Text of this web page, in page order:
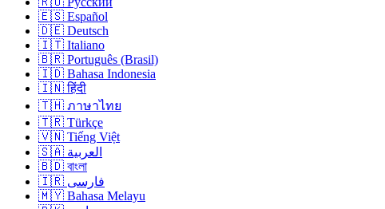
🇪🇸 Español
🇩🇪 Deutsch
🇮🇹 Italiano
🇧🇷 Português (Brasil)
🇮🇩 Bahasa Indonesia
🇮🇳 हिंदी
🇹🇭 ภาษาไทย
🇹🇷 Türkçe
🇻🇳 Tiếng Việt
🇸🇦 العربية
🇧🇩 বাংলা
🇮🇷 فارسی
🇲🇾 Bahasa Melayu